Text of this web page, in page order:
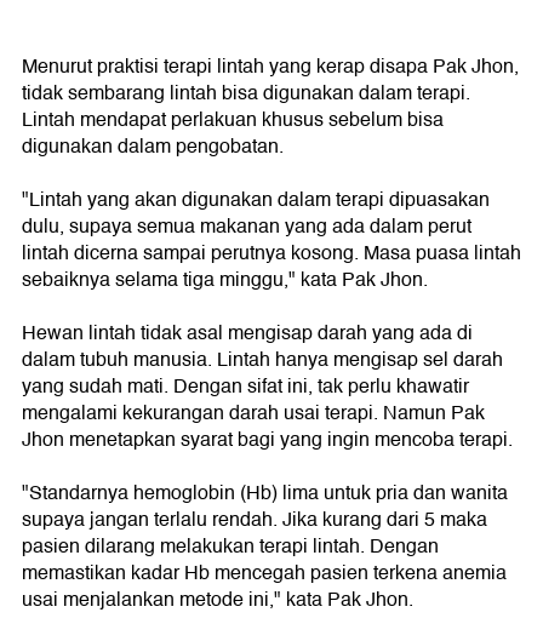
Menurut praktisi terapi lintah yang kerap disapa Pak Jhon,
tidak sembarang lintah bisa digunakan dalam terapi.
Lintah mendapat perlakuan khusus sebelum bisa
digunakan dalam pengobatan.
"Lintah yang akan digunakan dalam terapi dipuasakan
dulu, supaya semua makanan yang ada dalam perut
lintah dicerna sampai perutnya kosong. Masa puasa lintah
sebaiknya selama tiga minggu," kata Pak Jhon.
Hewan lintah tidak asal mengisap darah yang ada di
dalam tubuh manusia. Lintah hanya mengisap sel darah
yang sudah mati. Dengan sifat ini, tak perlu khawatir
mengalami kekurangan darah usai terapi. Namun Pak
Jhon menetapkan syarat bagi yang ingin mencoba terapi.
"Standarnya hemoglobin (Hb) lima untuk pria dan wanita
supaya jangan terlalu rendah. Jika kurang dari 5 maka
pasien dilarang melakukan terapi lintah. Dengan
memastikan kadar Hb mencegah pasien terkena anemia
usai menjalankan metode ini," kata Pak Jhon.